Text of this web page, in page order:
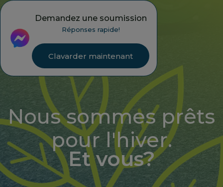
Nous sommes prêts
pour l'hiver.
Et vous?
Demandez une soumission
Réponses rapide!
Clavarder maintenant